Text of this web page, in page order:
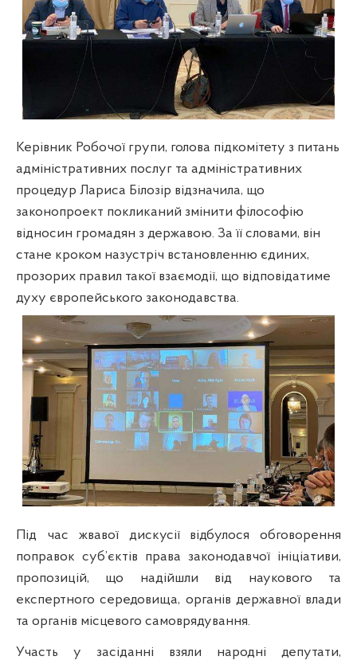
Керівник Робочої групи, голова підкомітету з питань
адміністративних послуг та адміністративних
процедур Лариса Білозір відзначила, що
законопроект покликаний змінити філософію
відносин громадян з державою. За її словами, він
стане кроком назустріч встановленню єдиних,
прозорих правил такої взаємодії, що відповідатиме
духу європейського законодавства.
Під час жвавої дискусії відбулося обговорення
поправок суб’єктів права законодавчої ініціативи,
пропозицій, що надійшли від наукового та
експертного середовища, органів державної влади
та органів місцевого самоврядування.
Участь у засіданні взяли народні депутати,